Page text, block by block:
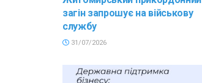
загін запрошує на військову
службу
31/07/2026